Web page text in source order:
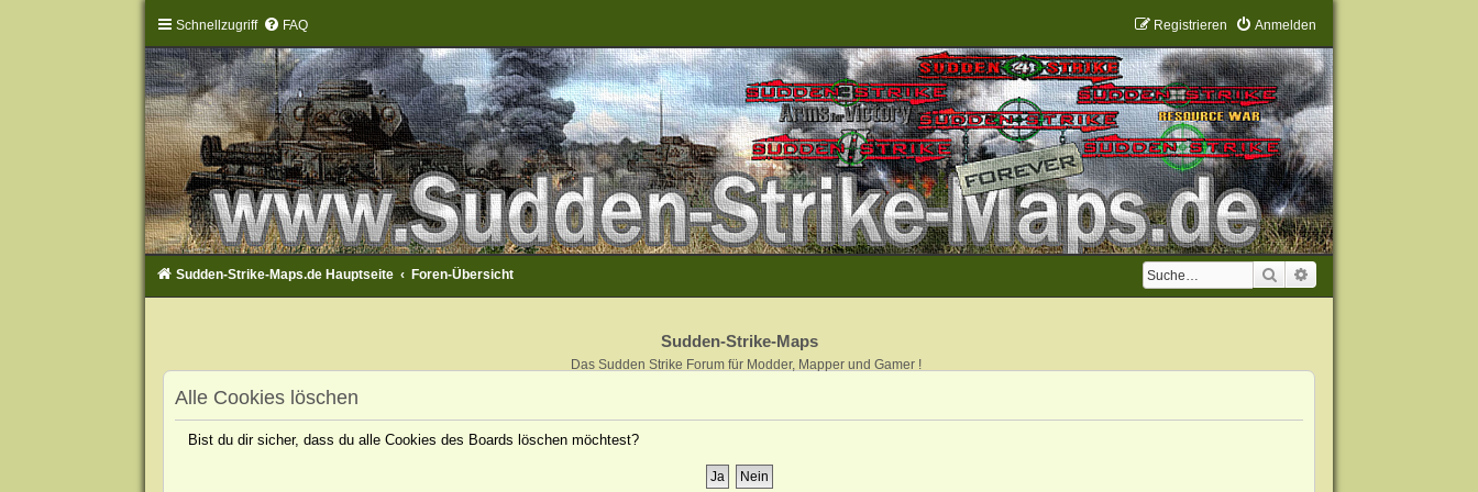
Schnellzugriff FAQ Anmelden
Registrieren
Suche
Sudden-Strike-Maps.de Hauptseite Foren-Übersicht
Sudden-Strike-Maps
Das Sudden Strike Forum für Modder, Mapper und Gamer !
Alle Cookies löschen
Bist du dir sicher, dass du alle Cookies des Boards löschen möchtest?